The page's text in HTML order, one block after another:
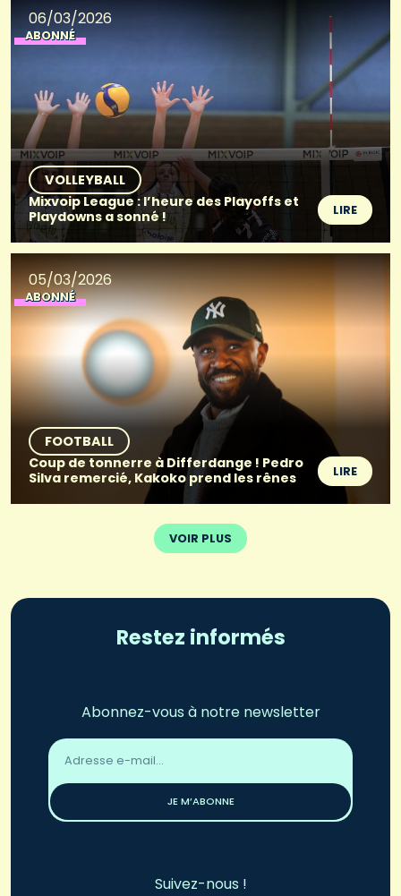
06/03/2026
ABONNÉ
VOLLEYBALL
Mixvoip League : l’heure des Playoffs et
Playdowns a sonné !
LIRE
05/03/2026
ABONNÉ
FOOTBALL
Coup de tonnerre à Differdange ! Pedro
Silva remercié, Kakoko prend les rênes
LIRE
VOIR PLUS
Restez informés
Abonnez-vous à notre newsletter
Adresse
email
JE M’ABONNE
Suivez-nous !